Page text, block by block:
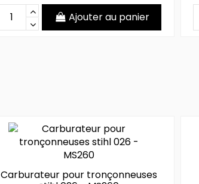
Ajouter au panier
Carburateur pour tronçonneuses